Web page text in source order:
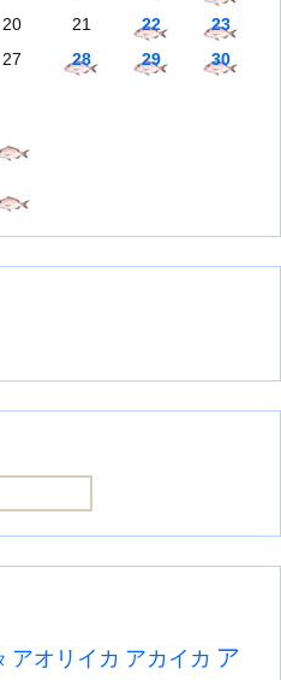
20 21 22
23
27 28 29
30
アオリイカ アカイカ ア